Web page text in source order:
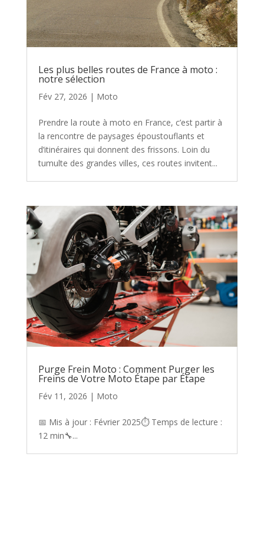
Les plus belles routes de France à moto :
notre sélection
Fév 27, 2026 | Moto
Prendre la route à moto en France, c’est partir à
la rencontre de paysages époustouflants et
d’itinéraires qui donnent des frissons. Loin du
tumulte des grandes villes, ces routes invitent...
Purge Frein Moto : Comment Purger les
Freins de Votre Moto Étape par Étape
Fév 11, 2026 | Moto
📅 Mis à jour : Février 2025⏱️ Temps de lecture :
12 min🔧...